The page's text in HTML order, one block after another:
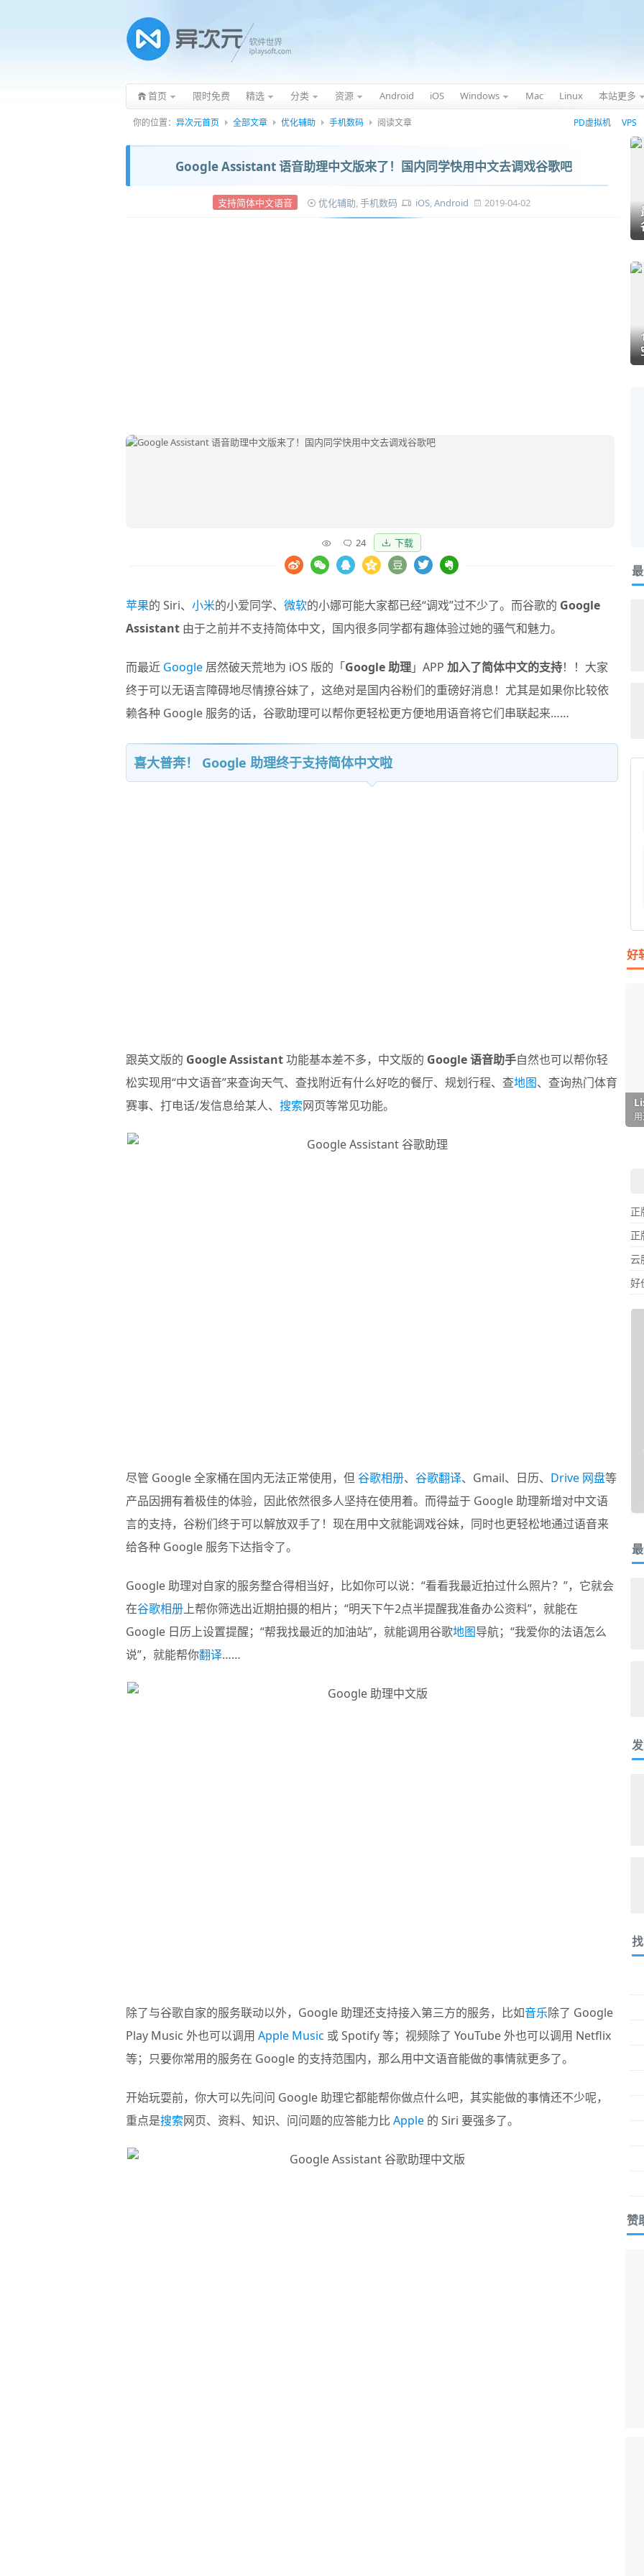
首页 限时免费 精选 分类 资源 Android iOS Windows Mac Linux 本站更多
你的位置： 异次元首页 全部文章 优化辅助 手机数码 阅读文章 PD虚拟机 VPS
Google Assistant 语音助理中文版来了！国内同学快用中文去调戏谷歌吧
支持简体中文语音 优化辅助,手机数码 iOS,Android 2019-04-02
24 下载
苹果的 Siri、 小米的小爱同学、 微软的小娜可能大家都已经“调戏”过不少了。而谷歌的 Google
Assistant由于之前并不支持简体中文，国内很多同学都有趣体验过她的骚气和魅力。
而最近 Google居然破天荒地为 iOS 版的「Google 助理」APP 加入了简体中文的支持！！大家
终于可以无语言障碍地尽情撩谷妹了，这绝对是国内谷粉们的重磅好消息！尤其是如果你比较依
赖各种 Google 服务的话，谷歌助理可以帮你更轻松更方便地用语音将它们串联起来……
喜大普奔！ Google 助理终于支持简体中文啦
跟英文版的 Google Assistant功能基本差不多，中文版的 Google 语音助手自然也可以帮你轻
松实现用“中文语音”来查询天气、查找附近有什么好吃的餐厅、规划行程、查地图、查询热门体育
赛事、打电话/发信息给某人、 搜索网页等常见功能。
尽管 Google 全家桶在国内无法正常使用，但 谷歌相册、 谷歌翻译、Gmail、日历、 Drive 网盘等
产品因拥有着极佳的体验，因此依然很多人坚持在使用着。而得益于 Google 助理新增对中文语
言的支持，谷粉们终于可以解放双手了！现在用中文就能调戏谷妹，同时也更轻松地通过语音来
给各种 Google 服务下达指令了。
Google 助理对自家的服务整合得相当好，比如你可以说：“看看我最近拍过什么照片？”，它就会
在谷歌相册上帮你筛选出近期拍摄的相片；“明天下午2点半提醒我准备办公资料”，就能在
Google 日历上设置提醒；“帮我找最近的加油站”，就能调用谷歌地图导航；“我爱你的法语怎么
说”，就能帮你翻译……
除了与谷歌自家的服务联动以外，Google 助理还支持接入第三方的服务，比如音乐除了 Google
Play Music 外也可以调用 Apple Music 或 Spotify 等；视频除了 YouTube 外也可以调用 Netflix
等；只要你常用的服务在 Google 的支持范围内，那么用中文语音能做的事情就更多了。
开始玩耍前，你大可以先问问 Google 助理它都能帮你做点什么吧，其实能做的事情还不少呢，
重点是搜索网页、资料、知识、问问题的应答能力比 Apple的 Siri 要强多了。
好
正
正
云
好
赞